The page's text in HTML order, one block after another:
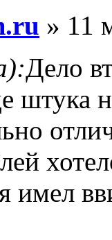
» 11
Дело
штука
имел